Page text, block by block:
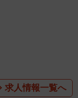
求人情報一覧へ